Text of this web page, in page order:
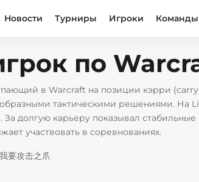
Новости Турниры Игроки Команды
по
в Warcraft на позиции кэрри
тактическими решениями. На
долгую карьеру показывал
участвовать в соревнованиях.
要攻击之爪